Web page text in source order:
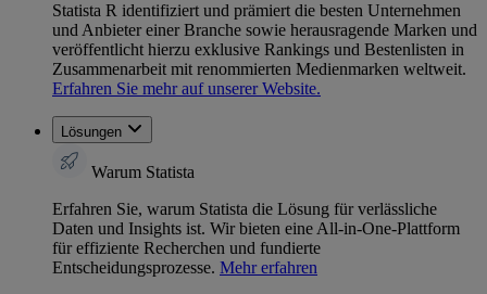
Statista R identifiziert und prämiert die besten Unternehmen
und Anbieter einer Branche sowie herausragende Marken und
veröffentlicht hierzu exklusive Rankings und Bestenlisten in
Zusammenarbeit mit renommierten Medienmarken weltweit.
Erfahren Sie mehr auf unserer Website.
Lösungen
Warum Statista
Erfahren Sie, warum Statista die Lösung für verlässliche
Daten und Insights ist. Wir bieten eine All-in-One-Plattform
für effiziente Recherchen und fundierte
Entscheidungsprozesse. Mehr erfahren